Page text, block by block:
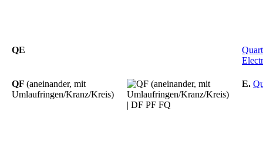
QE
QF (aneinander, mit
Umlaufringen/Kranz/Kreis)
E.